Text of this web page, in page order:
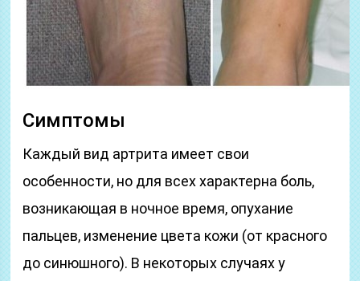
Симптомы
Каждый вид артрита имеет свои
особенности, но для всех характерна боль,
возникающая в ночное время, опухание
пальцев, изменение цвета кожи (от красного
до синюшного). В некоторых случаях у